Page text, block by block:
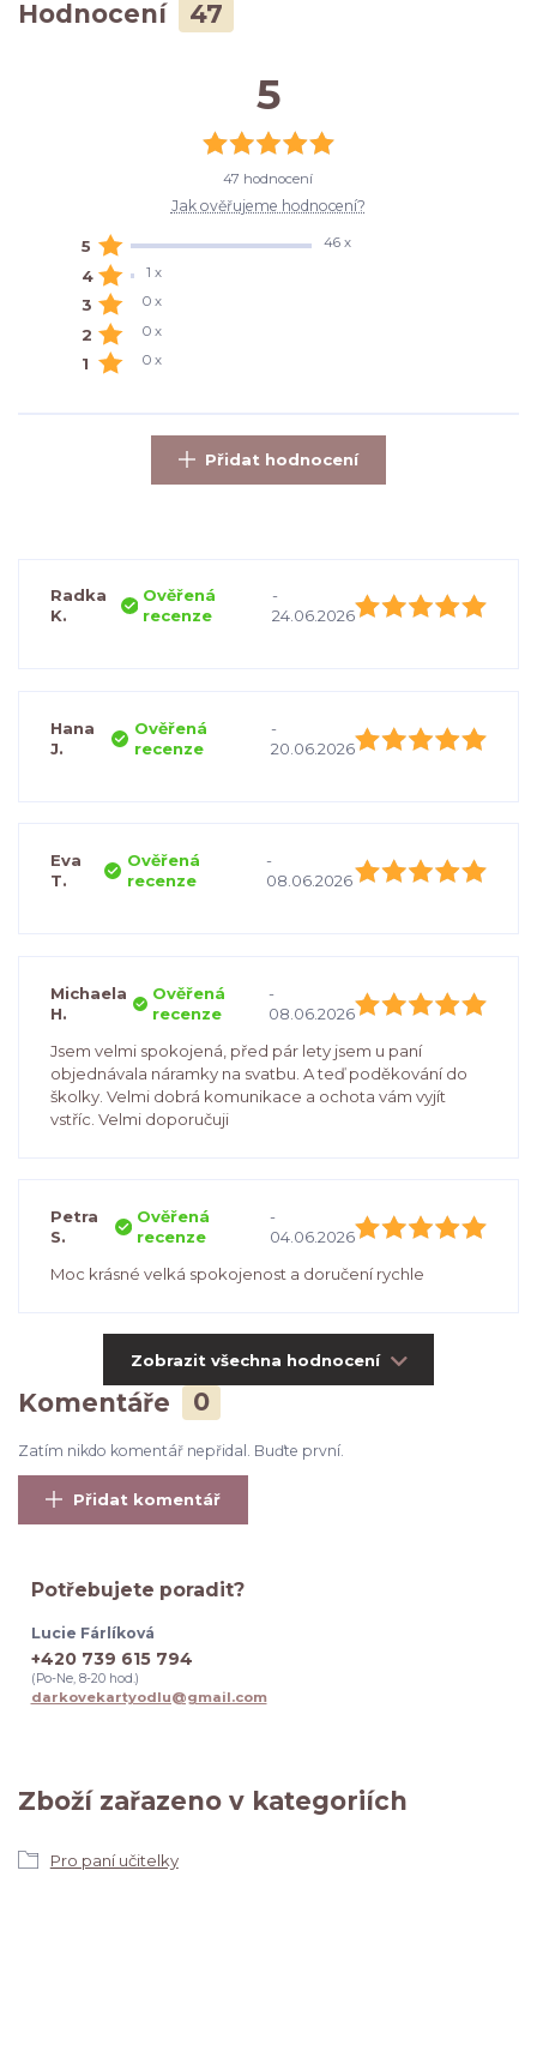
Hodnocení 47
Přidat hodnocení
5
47 hodnocení
Jak ověřujeme hodnocení?
5 46 x
4 1 x
3 0 x
2 0 x
1 0 x
Radka
K.
Ověřená
recenze
-
24.06.2026
Hana
J.
Ověřená
recenze
-
20.06.2026
Eva
T.
Ověřená
recenze
-
08.06.2026
Michaela
H.
Ověřená
recenze
-
08.06.2026
Jsem velmi spokojená, před pár lety jsem u paní
objednávala náramky na svatbu. A teď poděkování do
školky. Velmi dobrá komunikace a ochota vám vyjít
vstříc. Velmi doporučuji
Petra
S.
Ověřená
recenze
-
04.06.2026
Moc krásné velká spokojenost a doručení rychle
Zobrazit všechna hodnocení
Komentáře 0
Zatím nikdo komentář nepřidal. Buďte první.
Přidat komentář
Zboží zařazeno v kategoriích
Pro paní učitelky
Potřebujete poradit?
Lucie Fárlíková
+420 739 615 794
(Po-Ne, 8-20 hod.)
darkovekartyodlu@gmail.com